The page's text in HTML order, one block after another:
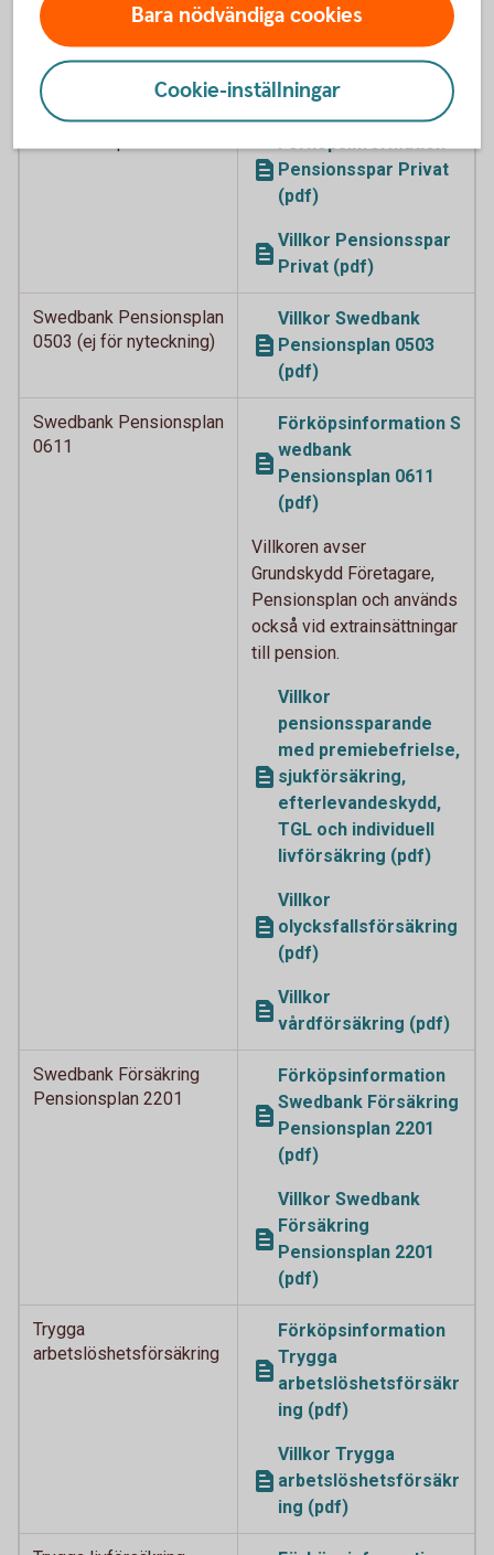
Pensionsförsäkring
(pdf)
Förköpsinformation
Pensionsspar Privat
(pdf)
Villkor Pensionsspar
Privat (pdf)
Swedbank Pensionsplan
0503 (ej för nyteckning)
Villkor Swedbank
Pensionsplan 0503
(pdf)
Swedbank Pensionsplan
0611
Förköpsinformation S
wedbank
Pensionsplan 0611
(pdf)
Villkoren avser
Grundskydd Företagare,
Pensionsplan och används
också vid extrainsättningar
till pension.
Villkor
pensionssparande
med premiebefrielse,
sjukförsäkring,
efterlevandeskydd,
TGL och individuell
livförsäkring (pdf)
Villkor
olycksfallsförsäkring
(pdf)
Villkor
vårdförsäkring (pdf)
Swedbank Försäkring
Pensionsplan 2201
Förköpsinformation
Swedbank Försäkring
Pensionsplan 2201
(pdf)
Villkor Swedbank
Försäkring
Pensionsplan 2201
(pdf)
Trygga
arbetslöshetsförsäkring
Förköpsinformation
Trygga
arbetslöshetsförsäkr
ing (pdf)
Villkor Trygga
arbetslöshetsförsäkr
ing (pdf)
Bara nödvändiga cookies
Cookie-inställningar